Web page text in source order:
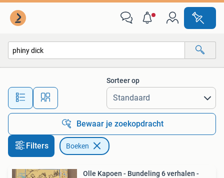
Alle afstanden…
Sorteer op
Bewaar je zoekopdracht
Filters Boeken
Olle Kapoen - Bundeling 6 verhalen -